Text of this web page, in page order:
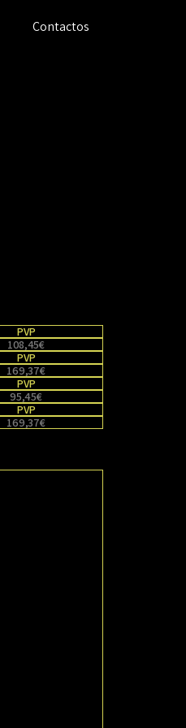
Contactos
PVP
108,45€
PVP
169,37€
PVP
95,45€
PVP
169,37€